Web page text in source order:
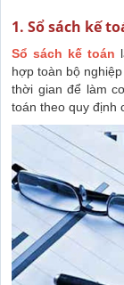
1. Sổ sách kế
Sổ sách kế toán
hợp toàn bộ
thời gian để làm
toán theo quy định